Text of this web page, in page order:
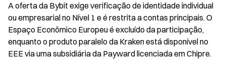
A oferta da Bybit exige verificação de identidade individual
ou empresarial no Nível 1 e é restrita a contas principais. O
Espaço Econômico Europeu é excluído da participação,
enquanto o produto paralelo da Kraken está disponível no
EEE via uma subsidiária da Payward licenciada em Chipre.